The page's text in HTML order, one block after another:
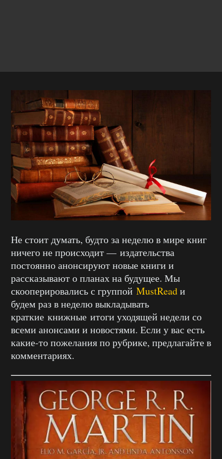
Не стоит думать, будто за неделю в мире книг
ничего не происходит — издательства
постоянно анонсируют новые книги и
рассказывают о планах на будущее. Мы
скооперировались с группой MustReadи
будем раз в неделю выкладывать
краткие книжные итоги уходящей недели со
всеми анонсами и новостями. Если у вас есть
какие-то пожелания по рубрике, предлагайте в
комментариях.